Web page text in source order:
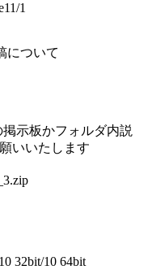
1
について
示板かフォルダ内説
いいたします
32bit/10 64bit